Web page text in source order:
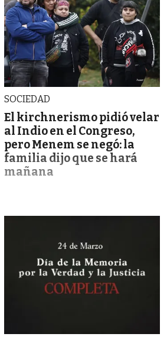
SOCIEDAD
El kirchnerismo pidió velar
al Indio en el Congreso,
pero Menem se negó: la
familia dijo que se hará
mañana